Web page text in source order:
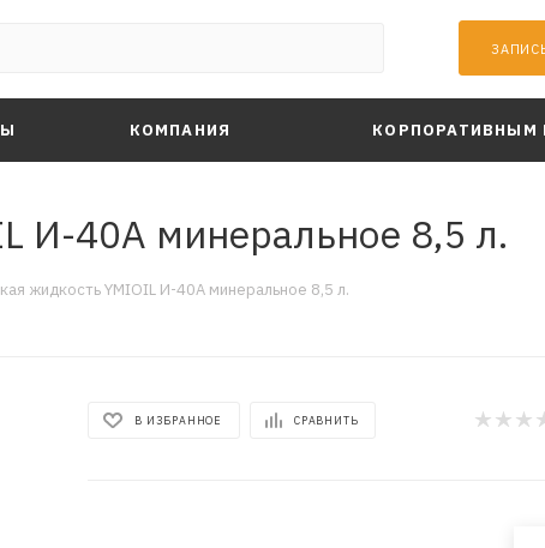
КОМПАНИЯ КОРПОРАТИВНЫМ
И-40А минеральное 8,5 л.
жидкость YMIOIL И-40А минеральное 8,5 л.
В ИЗБРАННОЕ СРАВНИТЬ